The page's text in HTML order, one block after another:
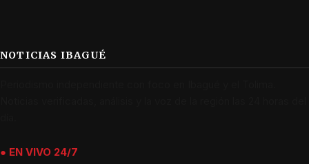
NOTICIAS IBAGUÉ
● EN VIVO 24/7